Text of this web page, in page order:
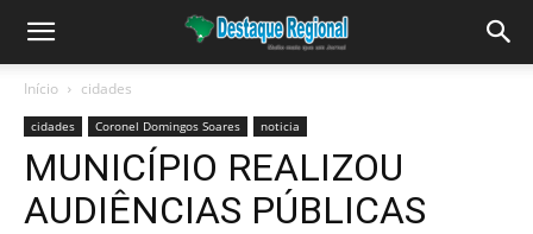
Início cidades
cidades Coronel Domingos Soares noticia
MUNICÍPIO REALIZOU
AUDIÊNCIAS PÚBLICAS